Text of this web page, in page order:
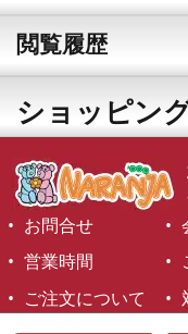
閲覧履歴
ショッピン
お問合せ
営業時間
ご注文について